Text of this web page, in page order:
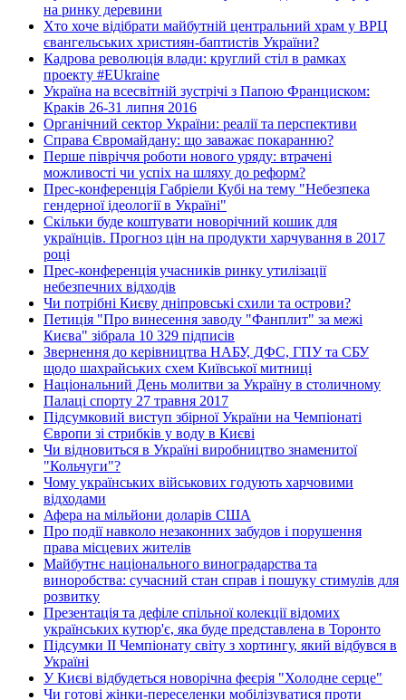
на ринку деревини
Хто хоче відібрати майбутній центральний храм у ВРЦ
євангельських християн-баптистів України?
Кадрова революція влади: круглий стіл в рамках
проекту #EUkraine
Україна на всесвітній зустрічі з Папою Франциском:
Краків 26-31 липня 2016
Органічний сектор України: реалії та перспективи
Справа Євромайдану: що заважає покаранню?
Перше півріччя роботи нового уряду: втрачені
можливості чи успіх на шляху до реформ?
Прес-конференція Габріели Кубі на тему "Небезпека
гендерної ідеології в Україні"
Скільки буде коштувати новорічний кошик для
українців. Прогноз цін на продукти харчування в 2017
році
Прес-конференція учасників ринку утилізації
небезпечних відходів
Чи потрібні Києву дніпровські схили та острови?
Петиція "Про винесення заводу "Фанплит" за межі
Києва" зібрала 10 329 підписів
Звернення до керівництва НАБУ, ДФС, ГПУ та СБУ
щодо шахрайських схем Київської митниці
Національний День молитви за Україну в столичному
Палаці спорту 27 травня 2017
Підсумковий виступ збірної України на Чемпіонаті
Європи зі стрибків у воду в Києві
Чи відновиться в Україні виробництво знаменитої
"Кольчуги"?
Чому українських військових годують харчовими
відходами
Афера на мільйони доларів США
Про події навколо незаконних забудов і порушення
права місцевих жителів
Майбутнє національного виноградарства та
виноробства: сучасний стан справ і пошуку стимулів для
розвитку
Презентація та дефіле спільної колекції відомих
українських кутюр'є, яка буде представлена в Торонто
Підсумки ІІ Чемпіонату світу з хортингу, який відбувся в
Україні
У Києві відбудеться новорічна феєрія "Холодне серце"
Чи готові жінки-переселенки мобілізуватися проти